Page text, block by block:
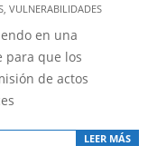
, VULNERABILIDADES
en una
para que los
de actos
LEER MÁS